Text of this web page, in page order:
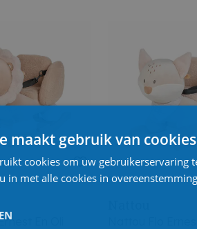
En Oli
maakt gebruik van
cookies om uw gebruikerservaring
in met alle cookies in